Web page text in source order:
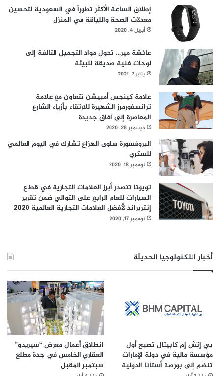
إطلاق الساعة الأكثر تطوراً في السعودية لتحسين
معدلات الصحة واللياقة في المنزل
أبريل 4, 2020
عائشة مير… تحول مواد التجميل التالفة إلى
لوحات فنية صديقة للبيئة
يناير 7, 2021
علامة كينجس أمبيشن تتعاون مع علامة
ترانسفورمرز الشهيرة للارتقاء بأزياء الشارع
المعاصرة إلى آفاق جديدة
ديسمبر 28, 2020
البروفسورة سلوى الهزاع تشارك في اليوم العالمي
للسكري
نوفمبر 18, 2020
تويوتا تتصدر أبرز العلامات التجارية في قطاع
السيارات للعام الرابع على التوالي ضمن تقرير
إنتربراند لأفضل العلامات التجارية العالمية 2020
نوفمبر 17, 2020
أخبار التكنولوجيا الحديثة
بي إتش إم كابيتال تصبح أول
مؤسسة مالية في دولة الإمارات
تنضم إلى بورصة أستانا الدولية
انطلاق أعمال معرض “سيريدو”
العقاري الخامس في جدة مطلع
سبتمبر المقبل